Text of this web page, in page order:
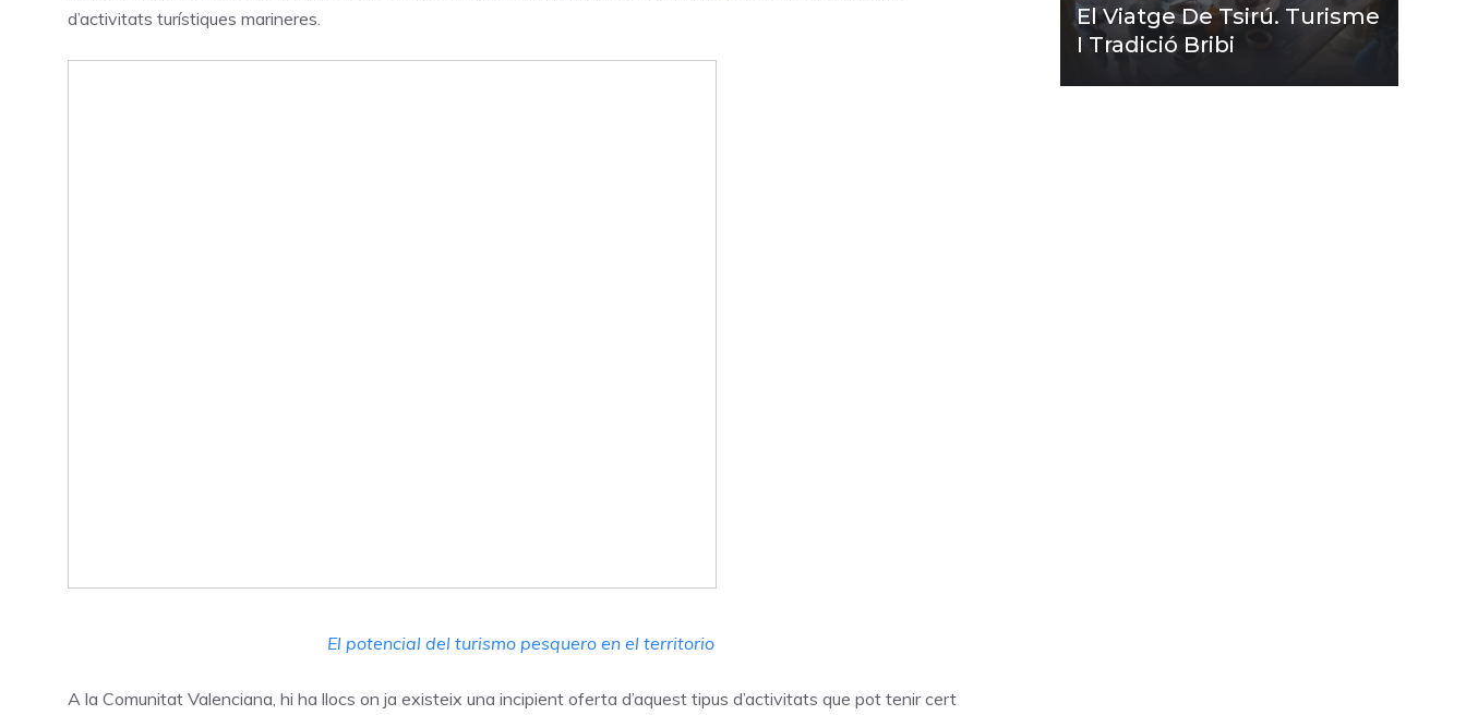
d’activitats turístiques marineres.
El potencial del turismo pesquero en el territorio
A la Comunitat Valenciana, hi ha llocs on ja existeix una incipient oferta d’aquest tipus d’activitats que pot tenir cert
El Viatge De Tsirú. Turisme
I Tradició Bribi